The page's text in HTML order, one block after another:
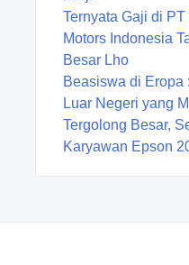
Ternyata Gaji di
Motors Indonesia
Besar Lho
Beasiswa di Eropa
Luar Negeri yang
Tergolong Besar,
Karyawan Epson